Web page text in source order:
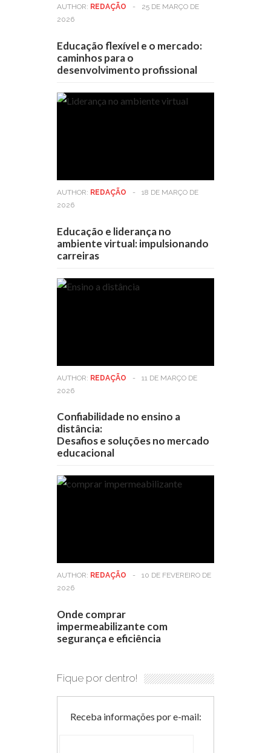
AUTHOR: REDAÇÃO -
25 DE MARÇO DE
2026
Educação flexível e o mercado:
caminhos para o
desenvolvimento profissional
AUTHOR: REDAÇÃO -
18 DE MARÇO DE
2026
Educação e liderança no
ambiente virtual: impulsionando
carreiras
AUTHOR: REDAÇÃO -
11 DE MARÇO DE
2026
Confiabilidade no ensino a
distância:
Desafios e soluções no mercado
educacional
AUTHOR: REDAÇÃO -
10 DE FEVEREIRO DE
2026
Onde comprar
impermeabilizante com
segurança e eficiência
Fique por dentro!
Receba informações por e-mail: